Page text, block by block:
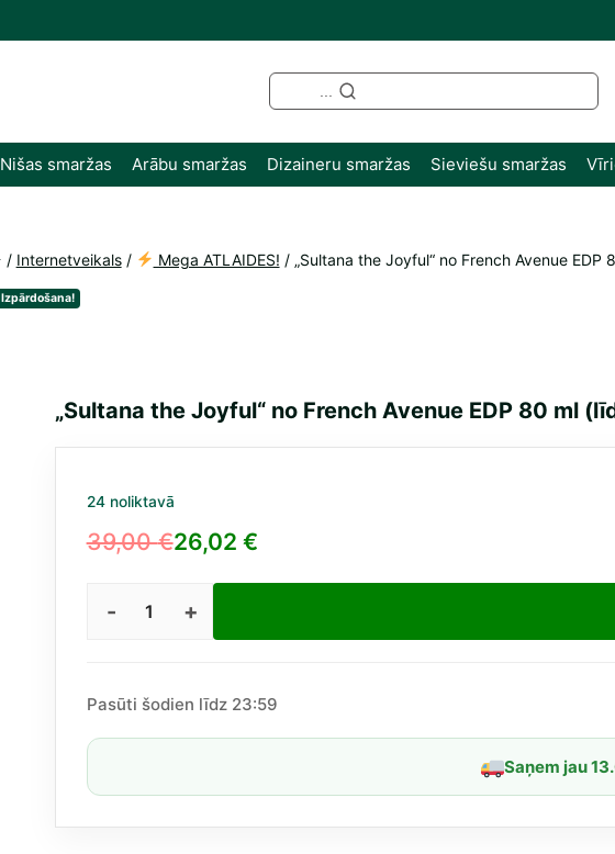
Nišas smaržas Arābu smaržas Dizaineru smaržas Sieviešu smaržas
/ Internetveikals / Mega ATLAIDES! / „Sultana the Joyful“ no French Avenue EDP
Izpārdošana!
„Sultana the Joyful“ no French Avenue EDP 80 ml
24 noliktavā
39,00€
Original
26,02 €
Current
„Sultana
no
Avenue
80
Pasūti šodien līdz 23:59
Saņem jau